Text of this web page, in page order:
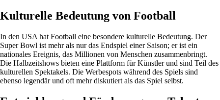
Kulturelle Bedeutung von Football
In den USA hat Football eine besondere kulturelle Bedeutung. Der
Super Bowl ist mehr als nur das Endspiel einer Saison; er ist ein
nationales Ereignis, das Millionen von Menschen zusammenbringt.
Die Halbzeitshows bieten eine Plattform für Künstler und sind Teil des
kulturellen Spektakels. Die Werbespots während des Spiels sind
ebenso legendär und oft mehr diskutiert als das Spiel selbst.